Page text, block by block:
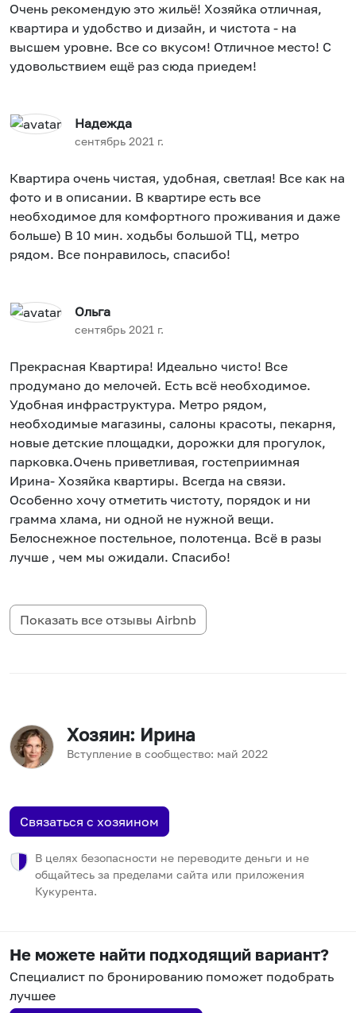
Очень рекомендую это жильё! Хозяйка отличная,
квартира и удобство и дизайн, и чистота - на
высшем уровне. Все со вкусом! Отличное место! С
удовольствием ещё раз сюда приедем!
Надежда
сентябрь 2021 г.
Квартира очень чистая, удобная, светлая! Все как на
фото и в описании. В квартире есть все
необходимое для комфортного проживания и даже
больше) В 10 мин. ходьбы большой ТЦ, метро
рядом. Все понравилось, спасибо!
Ольга
сентябрь 2021 г.
Прекрасная Квартира! Идеально чисто! Все
продумано до мелочей. Есть всё необходимое.
Удобная инфраструктура. Метро рядом,
необходимые магазины, салоны красоты, пекарня,
новые детские площадки, дорожки для прогулок,
парковка.Очень приветливая, гостеприимная
Ирина- Хозяйка квартиры. Всегда на связи.
Особенно хочу отметить чистоту, порядок и ни
грамма хлама, ни одной не нужной вещи.
Белоснежное постельное, полотенца. Всё в разы
лучше , чем мы ожидали. Спасибо!
Показать все отзывы Airbnb
Хозяин: Ирина
Вступление в сообщество: май 2022
Связаться с хозяином
В целях безопасности не переводите деньги и не
общайтесь за пределами сайта или приложения
Кукурента.
Не можете найти подходящий вариант?
Специалист по бронированию поможет подобрать
лучшее